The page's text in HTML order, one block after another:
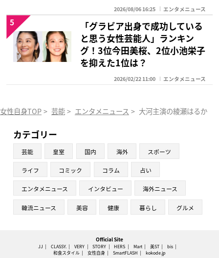
2026/08/06 16:25 エンタメニュース
「グラビア出身で成功している
と思う女性芸能人」ランキン
グ！3位今田美桜、2位小池栄子
を抑えた1位は？
2026/02/22 11:00 エンタメニュース
5
女性自身TOP > 芸能 > エンタメニュース > 大河主演の綾瀬はるか
カテゴリー
芸能 皇室 国内 海外 スポーツ
ライフ コミック コラム 占い
エンタメニュース インタビュー 海外ニュース
韓流ニュース 美容 健康 暮らし グルメ
Official Site
JJ CLASSY. VERY STORY HERS Mart 美ST
bis
和食スタイル
女性自身 SmartFLASH kokode.jp